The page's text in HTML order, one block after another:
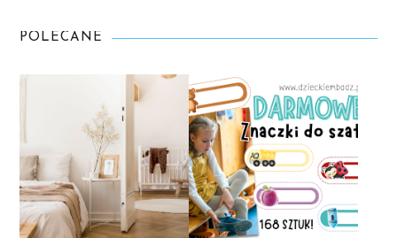
POLECANE